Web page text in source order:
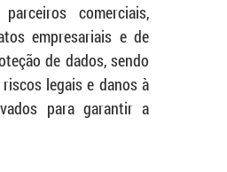
comerciais,
empresariais e de
de dados, sendo
legais e danos à
para garantir a